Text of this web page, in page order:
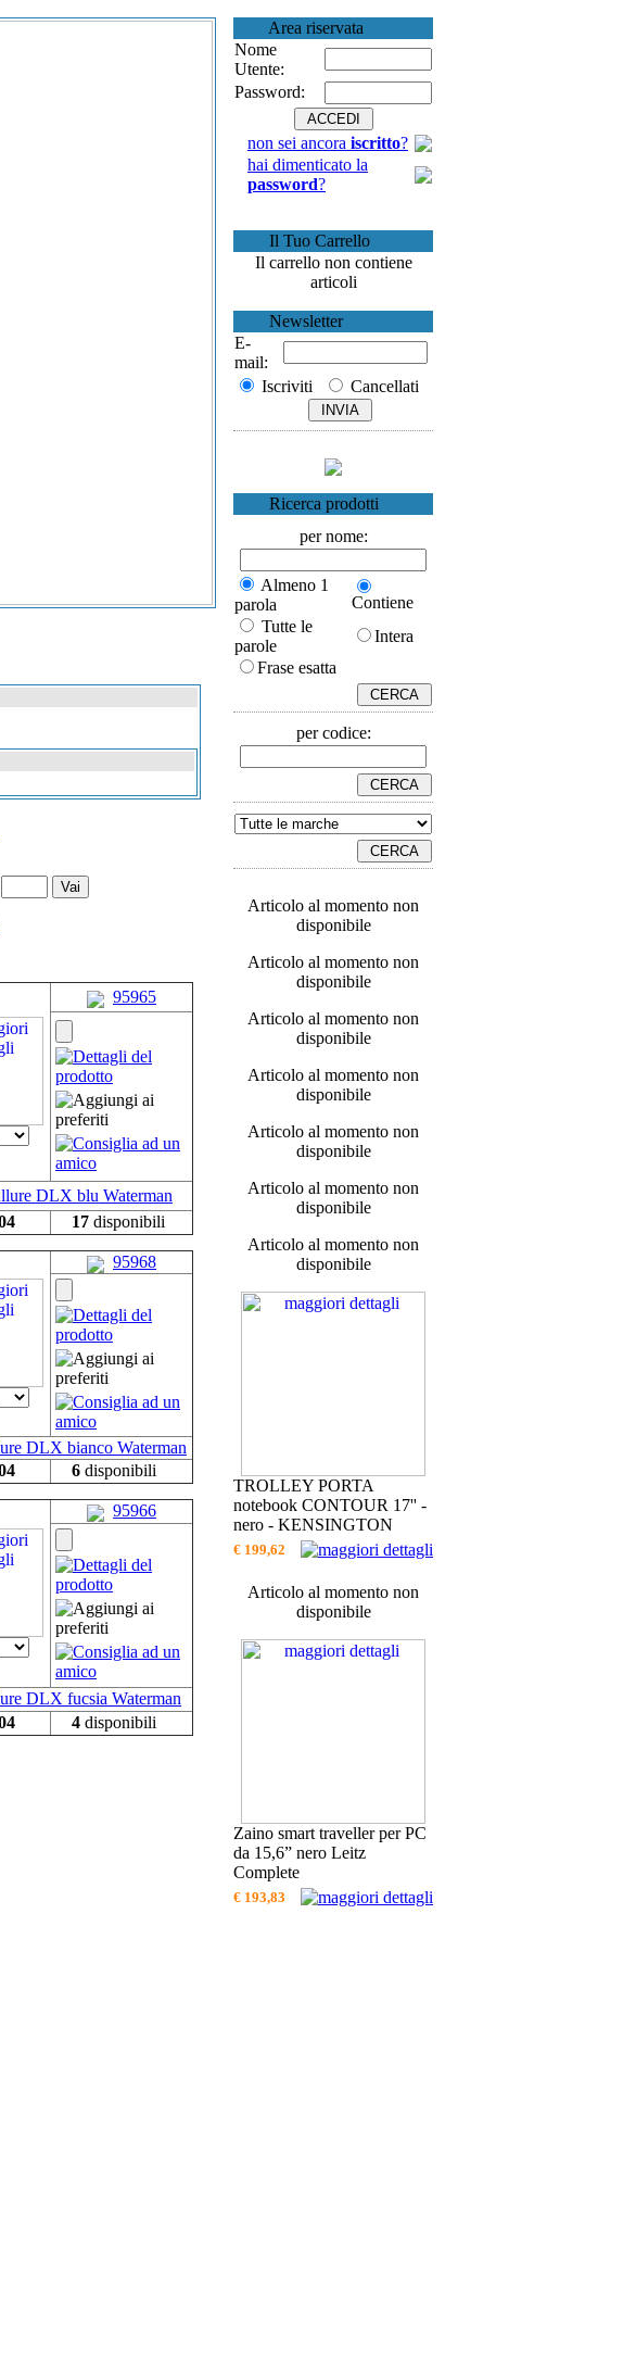
95965
DLX blu Waterman
17 disponibili
95968
DLX bianco Waterman
6 disponibili
95966
DLX fucsia Waterman
4 disponibili
Area riservata
Nome
Utente:
Password:
non sei ancora iscritto?
hai dimenticato la
password?
Il Tuo Carrello
Il carrello non contiene
articoli
Newsletter
E-
mail:
Iscriviti
Cancellati
Ricerca prodotti
per nome:
Almeno 1
parola
Contiene
Tutte le
parole
Intera
Frase esatta
per codice:
Articolo al momento non
disponibile
Articolo al momento non
disponibile
Articolo al momento non
disponibile
Articolo al momento non
disponibile
Articolo al momento non
disponibile
Articolo al momento non
disponibile
Articolo al momento non
disponibile
TROLLEY PORTA
notebook CONTOUR 17'' -
nero - KENSINGTON
€ 199,62
Articolo al momento non
disponibile
Zaino smart traveller per PC
da 15,6” nero Leitz
Complete
€ 193,83